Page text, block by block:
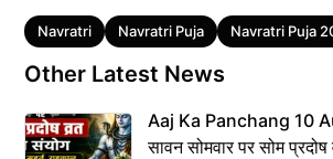
Tags
Navratri Navratri Puja Navratri Puja
Other Latest News
Aaj Ka Panchang 10
सावन सोमवार पर सोम